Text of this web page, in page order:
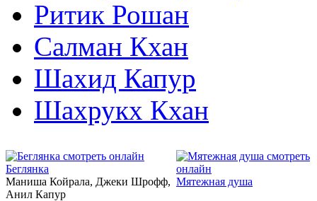
Ритик Рошан
Салман Кхан
Шахид Капур
Шахрукх Кхан
Беглянка
Маниша Койрала, Джеки Шрофф,
Анил Капур
Мятежная душа